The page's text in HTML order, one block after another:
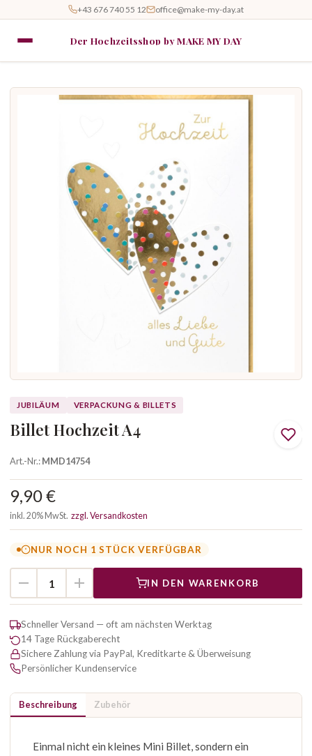
+43 676 740 55 12 office@make-my-day.at
Der Hochzeitsshop by MAKE MY DAY
JUBILÄUM VERPACKUNG & BILLETS
Billet Hochzeit A4
Art.-Nr.:MMD14754
9,90 €
inkl. 20% MwSt. zzgl. Versandkosten
NUR NOCH 1 STÜCK VERFÜGBAR
IN DEN WARENKORB
Schneller Versand — oft am nächsten Werktag
14 Tage Rückgaberecht
Sichere Zahlung via PayPal, Kreditkarte & Überweisung
Persönlicher Kundenservice
Beschreibung Zubehör
Einmal nicht ein kleines Mini Billet, sondern ein